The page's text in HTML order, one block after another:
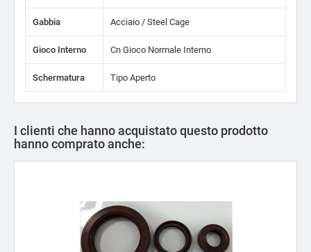
Gabbia Acciaio / Steel Cage
Gioco Interno Cn Gioco Normale Interno
Schermatura Tipo Aperto
I clienti che hanno acquistato questo prodotto
hanno comprato anche: